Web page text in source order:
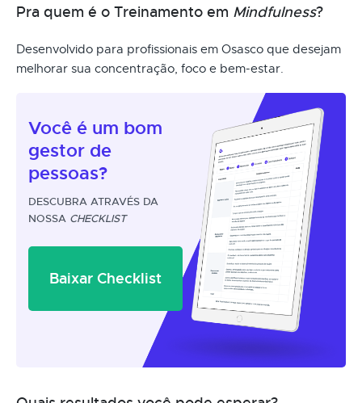
Pra quem é o Treinamento em Mindfulness?
Desenvolvido para profissionais em Osasco que desejam
melhorar sua concentração, foco e bem-estar.
Você é um bom
gestor de
pessoas?
DESCUBRA ATRAVÉS DA
NOSSA CHECKLIST
Baixar Checklist